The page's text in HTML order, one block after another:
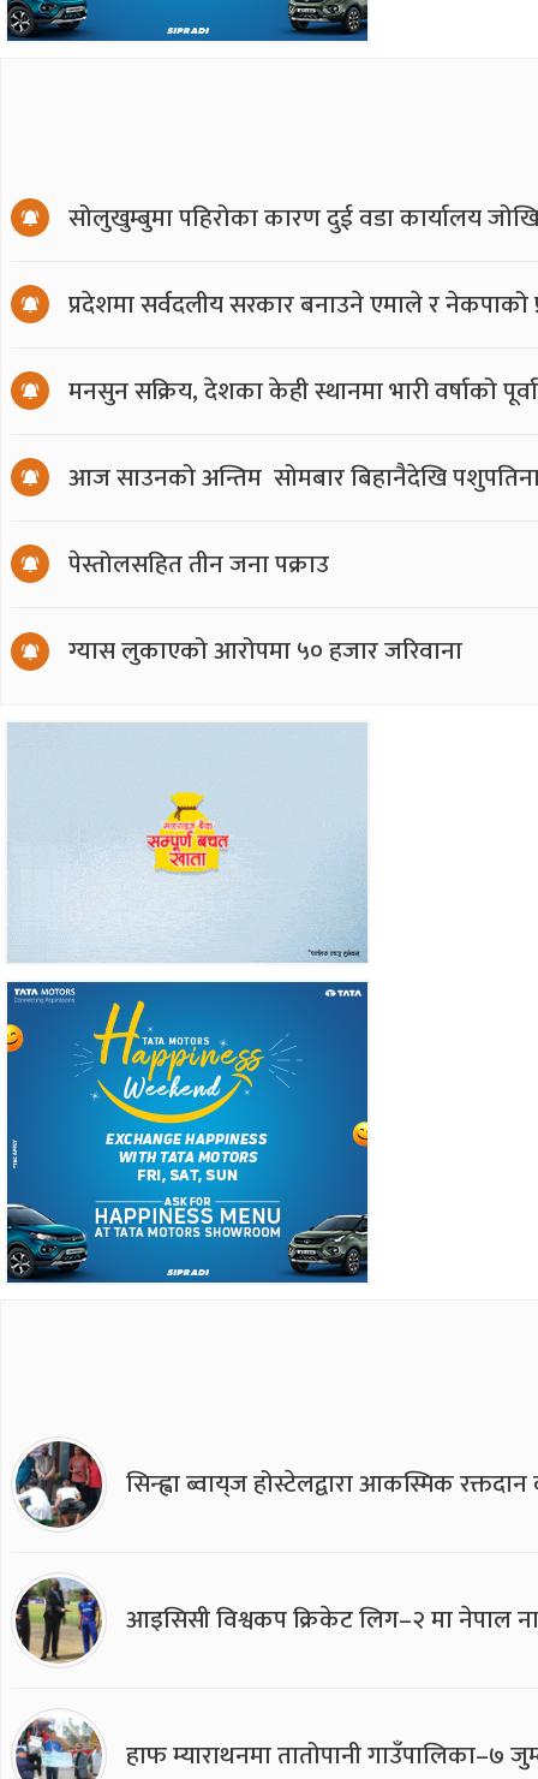
सोलुखुम्बुमा पहिरोका कारण दुई वडा कार्यालय
प्रदेशमा सर्वदलीय सरकार बनाउने एमाले र नेकपाको
मनसुन सक्रिय, देशका केही स्थानमा भारी वर्षाको
आज साउनको अन्तिम सोमबार बिहानैदेखि
पेस्तोलसहित तीन जना पक्राउ
ग्यास लुकाएको आरोपमा ५० हजार जरिवाना
सिन्ह्वा ब्वाय्‌ज होस्टेलद्वारा आकस्मिक
आइसिसी विश्वकप क्रिकेट लिग–२ मा नेपाल
हाफ म्याराथनमा तातोपानी गाउँपालिका–७